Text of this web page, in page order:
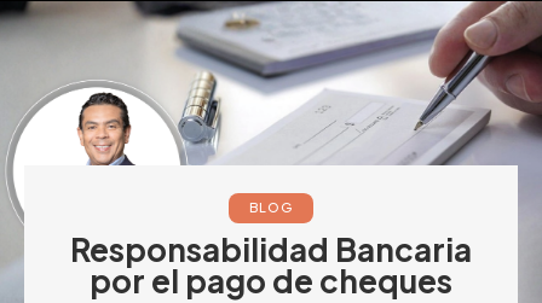
BLOG
Responsabilidad Bancaria
por el pago de cheques